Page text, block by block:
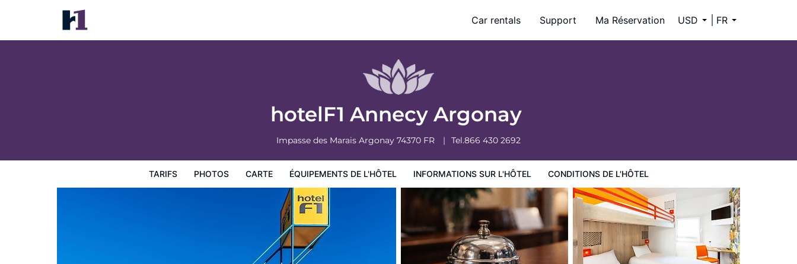
Car rentals Support Ma Réservation USD FR
hotelF1 Annecy Argonay
Impasse des Marais Argonay 74370 FR Tel.866 430 2692
TARIFS PHOTOS CARTE ÉQUIPEMENTS DE L'HÔTEL INFORMATIONS SUR L'HÔTEL CONDITIONS DE L'HÔTEL
hotelF1 Annecy Argonay
Tarifs